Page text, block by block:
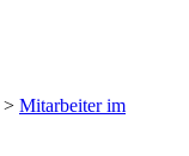
> Mitarbeiter im